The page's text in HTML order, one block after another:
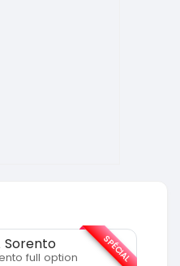
Sorento
full option SPÉCIAL